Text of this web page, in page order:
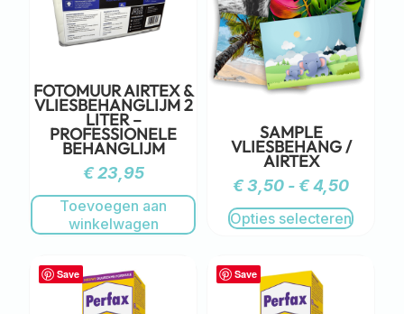
FOTOMUUR AIRTEX &
VLIESBEHANGLIJM 2
LITER –
PROFESSIONELE
BEHANGLIJM
€23,95
Toevoegen aan
winkelwagen
SAMPLE
VLIESBEHANG /
AIRTEX
€3,50 - €4,50
Opties selecteren
Save Save